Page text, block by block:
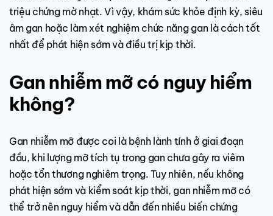
triệu chứng mờ nhạt. Vì vậy, khám sức khỏe định kỳ, siêu
âm gan hoặc làm xét nghiệm chức năng gan là cách tốt
nhất để phát hiện sớm và điều trị kịp thời.
Gan nhiễm mỡ có nguy hiểm
không?
Gan nhiễm mỡ được coi là bệnh lành tính ở giai đoạn
đầu, khi lượng mỡ tích tụ trong gan chưa gây ra viêm
hoặc tổn thương nghiêm trọng. Tuy nhiên, nếu không
phát hiện sớm và kiểm soát kịp thời, gan nhiễm mỡ có
thể trở nên nguy hiểm và dẫn đến nhiều biến chứng